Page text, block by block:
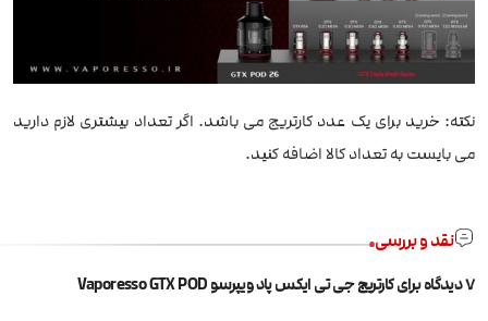
نکته: خرید برای یک عدد کارتریج می باشد. اگر تعداد بیشتری لازم دارید
می بایست به تعداد کالا اضافه کنید.
نقد و بررسی
7 دیدگاه برای کارتریج جی تی ایکس پاد ویپرسو Vaporesso GTX POD